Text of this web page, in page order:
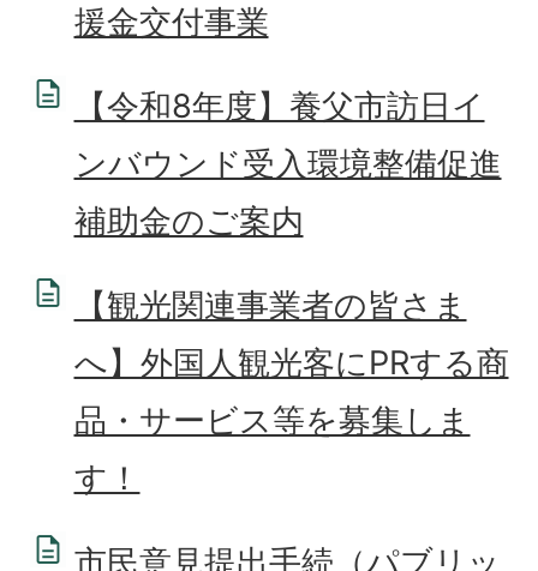
援金交付事業
【令和8年度】養父市訪日イ
ンバウンド受入環境整備促進
補助金のご案内
【観光関連事業者の皆さま
へ】外国人観光客にPRする商
品・サービス等を募集しま
す！
市民意見提出手続（パブリッ